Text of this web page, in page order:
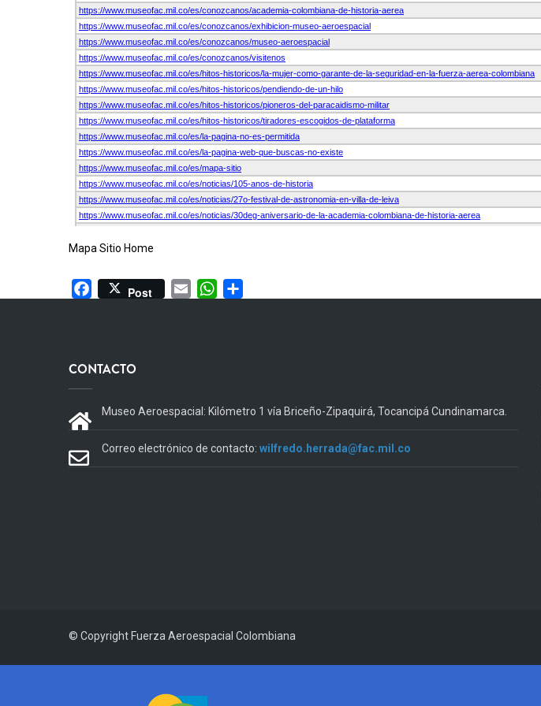
Mapa Sitio Home
Facebook
Post Email WhatsApp
CONTACTO
Museo Aeroespacial: Kilómetro 1 vía Briceño-Zipaquirá, Tocancipá Cundinamarca.
Correo electrónico de contacto: wilfredo.herrada@fac.mil.co
© Copyright Fuerza Aeroespacial Colombiana